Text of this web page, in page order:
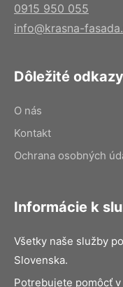
0915 950 055
info@krasna-
Dôležité odkazy
O nás
Kontakt
Ochrana osobných
Informácie k
Všetky naše služby
Slovenska.
Potrebujete pomôcť